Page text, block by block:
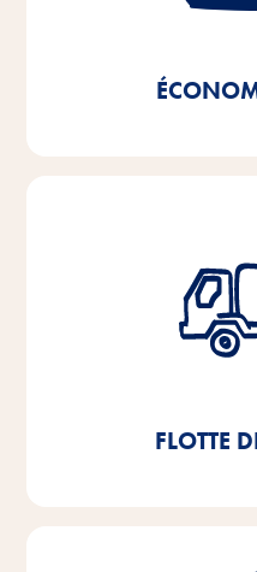
chauffage, ainsi qu'à
FLOTTE
La mise en place d'un
entièrement